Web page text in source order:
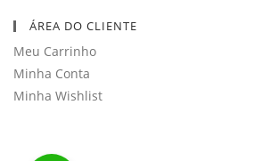
ÁREA DO CLIENTE
Meu Carrinho
Minha Conta
Minha Wishlist